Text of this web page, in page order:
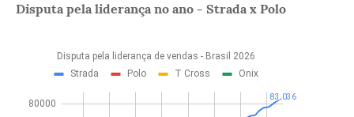
Disputa pela liderança no ano - Strada x Polo